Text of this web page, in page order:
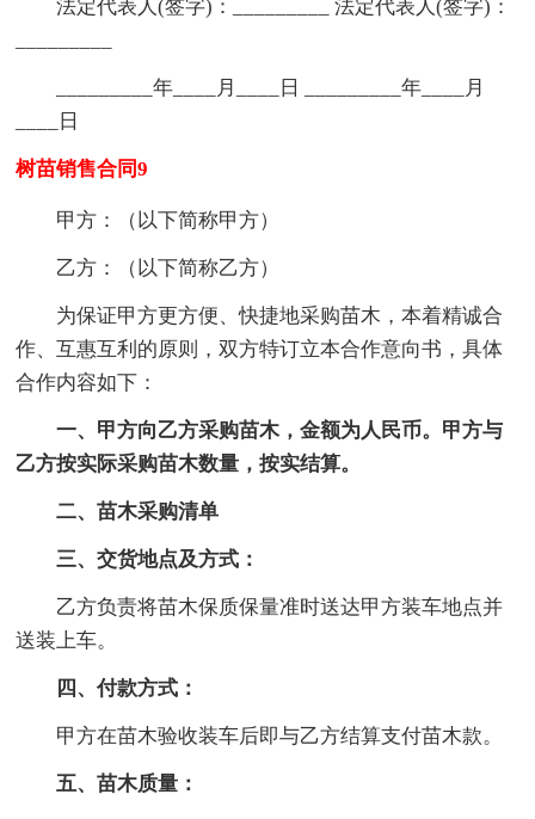
法定代表人(签字)：_________ 法定代表人(签字)：
_________年____月____日 _________年____月
____日
树苗销售合同9
甲方：（以下简称甲方）
乙方：（以下简称乙方）
为保证甲方更方便、快捷地采购苗木，本着精诚合
作、互惠互利的原则，双方特订立本合作意向书，具体
合作内容如下：
一、甲方向乙方采购苗木，金额为人民币。甲方与
乙方按实际采购苗木数量，按实结算。
二、苗木采购清单
三、交货地点及方式：
乙方负责将苗木保质保量准时送达甲方装车地点并
送装上车。
四、付款方式：
甲方在苗木验收装车后即与乙方结算支付苗木款。
五、苗木质量：